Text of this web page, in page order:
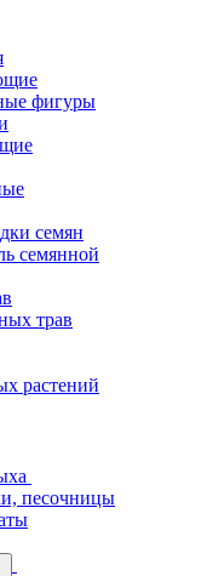
фигуры
семян
семянной
трав
растений
песочницы